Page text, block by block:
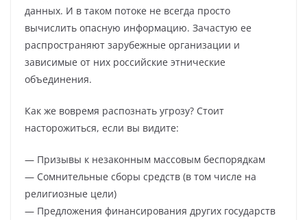
данных. И в таком потоке не всегда просто
вычислить опасную информацию. Зачастую ее
распространяют зарубежные организации и
зависимые от них российские этнические
объединения.
Как же вовремя распознать угрозу? Стоит
насторожиться, если вы видите:
— Призывы к незаконным массовым беспорядкам
— Сомнительные сборы средств (в том числе на
религиозные цели)
— Предложения финансирования других государств